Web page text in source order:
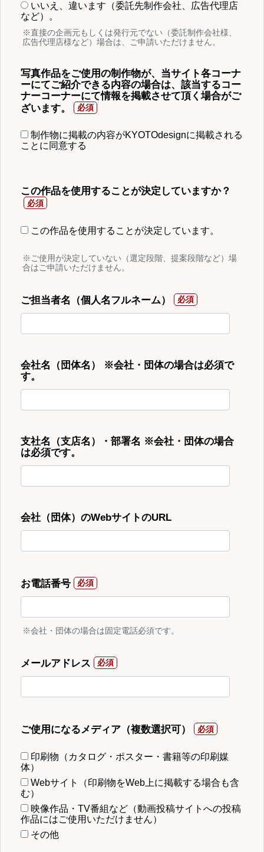
いいえ、違います（委託先制作会社、広告代理店
など）。
※直接の企画元もしくは発行元でない（委託制作会社様、
広告代理店様など）場合は、ご申請いただけません。
写真作品をご使用の制作物が、当サイト各コーナ
ーにてご紹介できる内容の場合は、該当するコー
ナーコーナーにて情報を掲載させて頂く場合がご
ざいます。
制作物に掲載の内容がKYOTOdesignに掲載される
ことに同意する
この作品を使用することが決定していますか？
この作品を使用することが決定しています。
※ご使用が決定していない（選定段階、提案段階など）場
合はご申請いただけません。
ご担当者名（個人名フルネーム）
会社名（団体名） ※会社・団体の場合は必須で
す。
支社名（支店名）・部署名 ※会社・団体の場合
は必須です。
会社（団体）のWebサイトのURL
お電話番号
※会社・団体の場合は固定電話必須です。
メールアドレス
ご使用になるメディア（複数選択可）
印刷物（カタログ・ポスター・書籍等の印刷媒
体）
Webサイト（印刷物をWeb上に掲載する場合も含
む）
映像作品・TV番組など（動画投稿サイトへの投稿
作品にはご使用いただけません）
その他